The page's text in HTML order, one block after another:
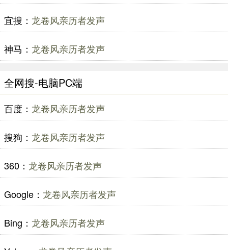
宜搜： 龙卷风亲历者发声
神马： 龙卷风亲历者发声
全网搜-电脑PC端
百度： 龙卷风亲历者发声
搜狗： 龙卷风亲历者发声
360： 龙卷风亲历者发声
Google： 龙卷风亲历者发声
Bing： 龙卷风亲历者发声